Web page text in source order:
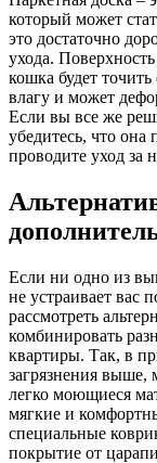
который может
это достаточно
ухода.
кошка будет
влагу и может
Если вы все же
убедитесь, что
проводите уход за
Если ни одно из
не устраивает вас
рассмотреть
комбинировать
квартиры. Так, в
загрязнения выше,
легко моющиеся
мягкие и
специальные
покрытие от